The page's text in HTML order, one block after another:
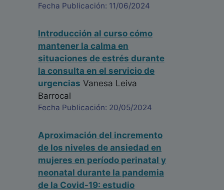
Fecha Publicación: 11/06/2024
Introducción al curso cómo
mantener la calma en
situaciones de estrés durante
la consulta en el servicio de
urgencias Vanesa Leiva
Barrocal
Fecha Publicación: 20/05/2024
Aproximación del incremento
de los niveles de ansiedad en
mujeres en período perinatal y
neonatal durante la pandemia
de la Covid-19: estudio